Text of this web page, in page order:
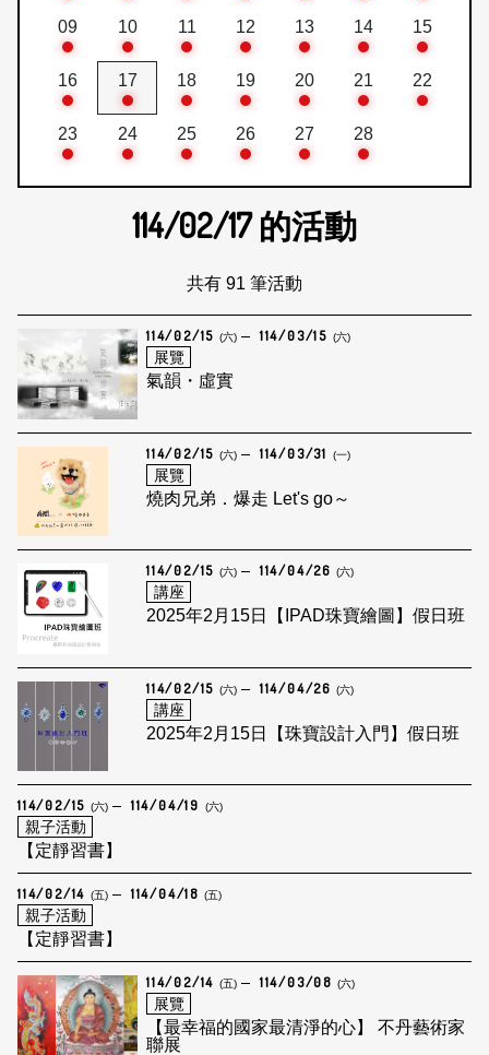
09 10 11 12 13 14 15
16 17 18 19 20 21 22
23 24 25 26 27 28
114/02/17的活動
共有 91 筆活動
114/02/15 (六) 114/03/15 (六)
展覽
氣韻・虛實
114/02/15 (六) 114/03/31 (一)
展覽
燒肉兄弟．爆走 Let's go～
114/02/15 (六) 114/04/26 (六)
講座
2025年2月15日【IPAD珠寶繪圖】假日班
114/02/15 (六) 114/04/26 (六)
講座
2025年2月15日【珠寶設計入門】假日班
114/02/15 (六) 114/04/19 (六)
親子活動
【定靜習書】
114/02/14 (五) 114/04/18 (五)
親子活動
【定靜習書】
114/02/14 (五) 114/03/08 (六)
展覽
【最幸福的國家最清淨的心】 不丹藝術家
聯展